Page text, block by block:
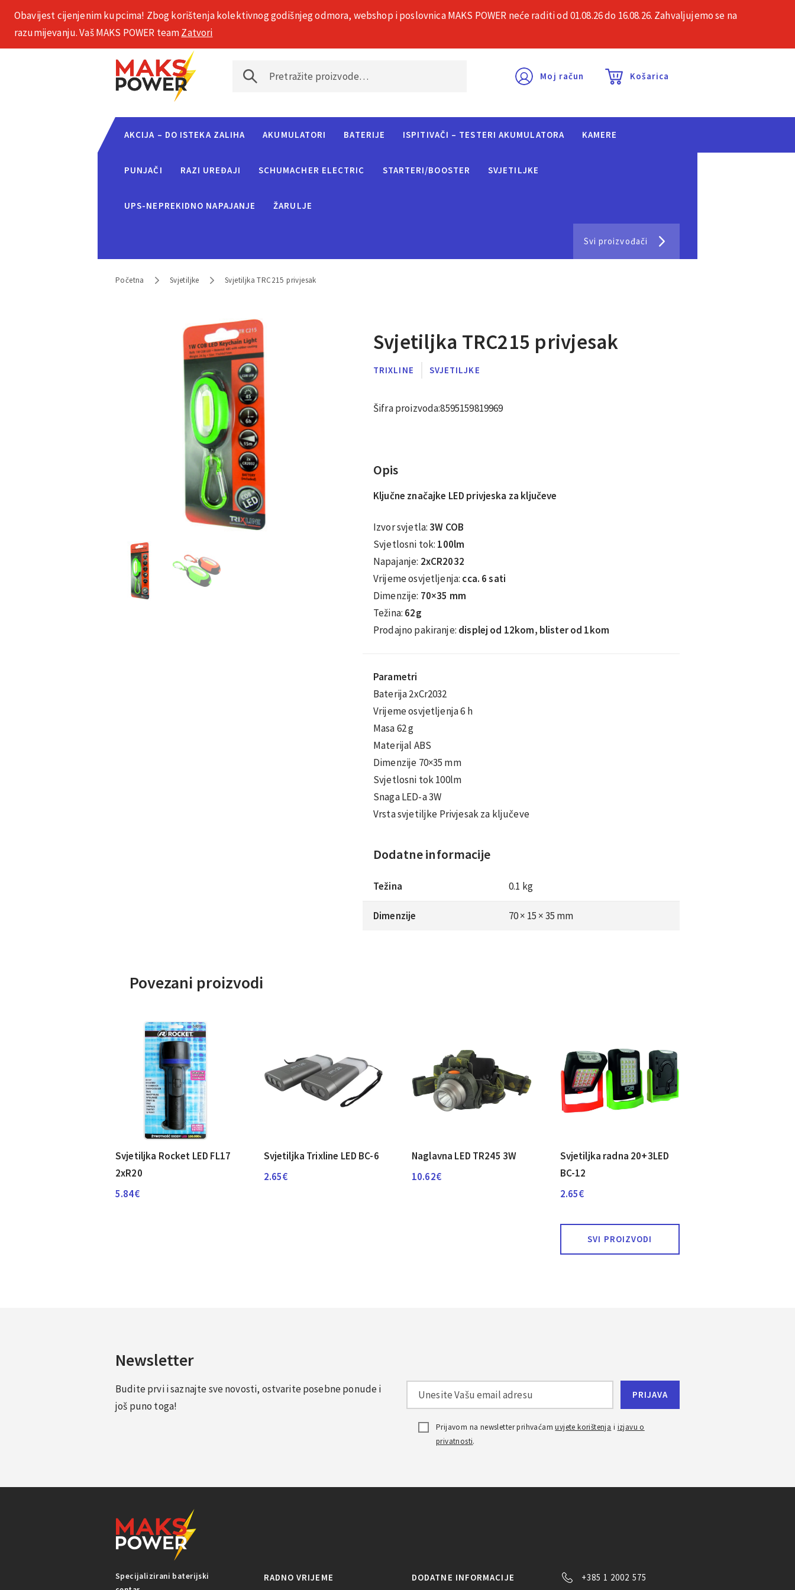
+385 1 2002 575 O nama Česta pitanja Kontakt
Moj račun Košarica
AKCIJA – DO ISTEKA ZALIHA AKUMULATORI BATERIJE ISPITIVAČI – TESTERI AKUMULATORA KAMERE
PUNJAČI RAZI UREĐAJI SCHUMACHER ELECTRIC STARTERI/BOOSTER SVJETILJKE
UPS-NEPREKIDNO NAPAJANJE ŽARULJE
Svi proizvođači
Početna Svjetiljke Svjetiljka TRC215 privjesak
Svjetiljka TRC215 privjesak
TRIXLINE SVJETILJKE
Šifra proizvoda:8595159819969
Opis
Ključne značajke LED privjeska za ključeve
Izvor svjetla:3W COB
Svjetlosni tok: 100lm
Napajanje: 2xCR2032
Vrijeme osvjetljenja: cca. 6 sati
Dimenzije: 70×35 mm
Težina: 62g
Prodajno pakiranje: displej od 12kom, blister od 1kom
Parametri
Baterija 2xCr2032
Vrijeme osvjetljenja 6 h
Masa 62 g
Materijal ABS
Dimenzije 70×35 mm
Svjetlosni tok 100lm
Snaga LED-a 3W
Vrsta svjetiljke Privjesak za ključeve
Dodatne informacije
Težina 0.1 kg
Dimenzije 70 × 15 × 35 mm
Povezani proizvodi
Svjetiljka Rocket LED FL17
2xR20
5.84€
Svjetiljka Trixline LED BC-6
2.65€
Naglavna LED TR245 3W
10.62€
Svjetiljka radna 20+3LED
BC-12
2.65€
SVI PROIZVODI
Newsletter
Budite prvi i saznajte sve novosti, ostvarite posebne ponude i
još puno toga!
Prijavom na newsletter prihvaćamuvjete korištenja i izjavu o
privatnosti.
Specijalizirani baterijski
RADNO VRIJEME DODATNE INFORMACIJE +385 1 2002 575
Obavijest cijenjenim kupcima! Zbog korištenja kolektivnog godišnjeg odmora, webshop i poslovnica MAKS POWER neće raditi od 01.08.26 do 16.08.26. Zahvaljujemo se na
razumijevanju. Vaš MAKS POWER teamZatvori